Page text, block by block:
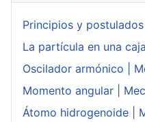
Principios y
La partícula en una
Oscilador armónico |
Momento angular |
Átomo hidrogenoide |